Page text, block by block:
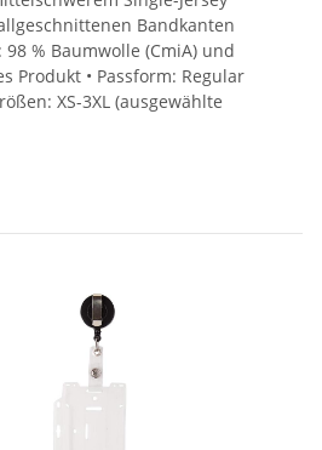
Bandkanten
% Baumwolle (CmiA) und
Produkt • Passform: Regular
XS-3XL (ausgewählte